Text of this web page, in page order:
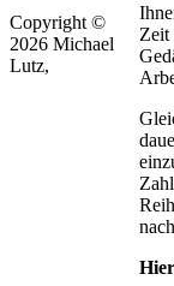
Copyright ©
2026 Michael
Lutz,